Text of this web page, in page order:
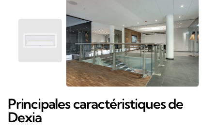
Principales caractéristiques de
Dexia